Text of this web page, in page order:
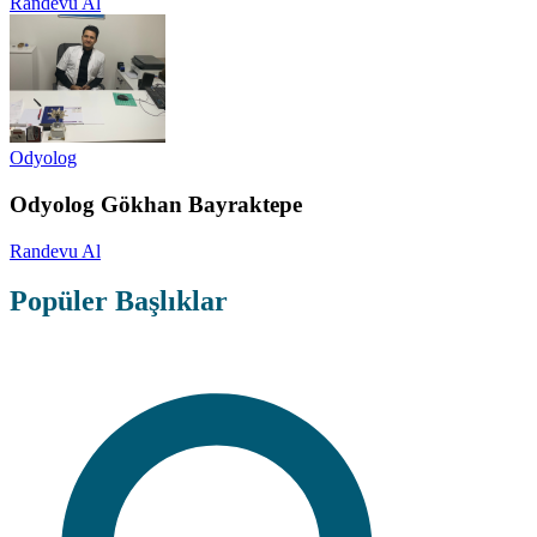
Odyolog
Odyolog Gökhan Bayraktepe
Randevu Al
Popüler Başlıklar